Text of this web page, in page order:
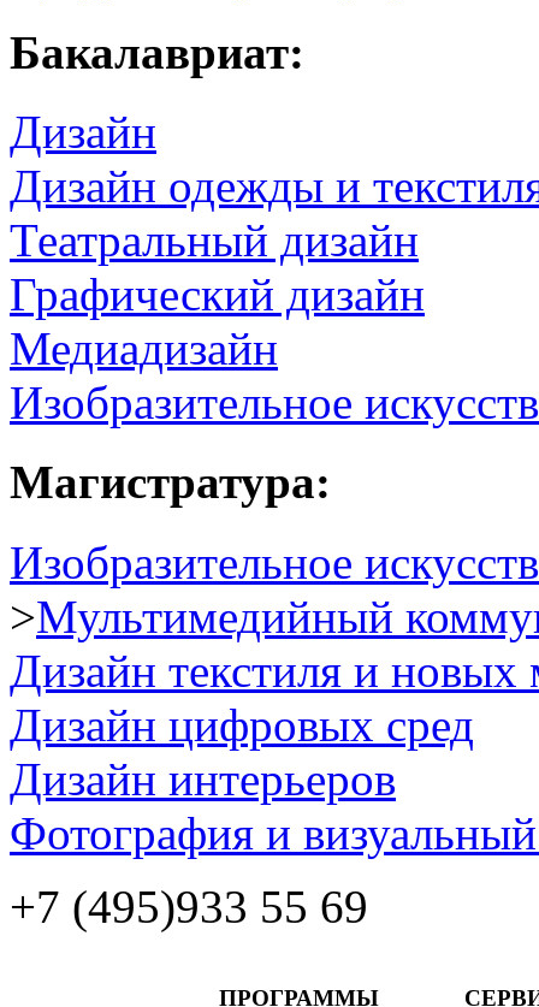
Бакалавриат:
Дизайн
Дизайн одежды и
Театральный дизайн
Графический дизайн
Медиадизайн
Изобразительное
Магистратура:
Изобразительное
>Мультимедийный
Дизайн текстиля и новых
Дизайн цифровых сред
Дизайн интерьеров
Фотография и
+7 (495)933 55 69
ПРОГРАММЫ